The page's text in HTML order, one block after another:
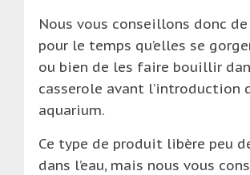
Nous vous conseillons donc
pour le temps qu’elles se
ou bien de les faire bouillir
casserole avant l’introduction
aquarium.
Ce type de produit libère peu
dans l’eau, mais nous vous